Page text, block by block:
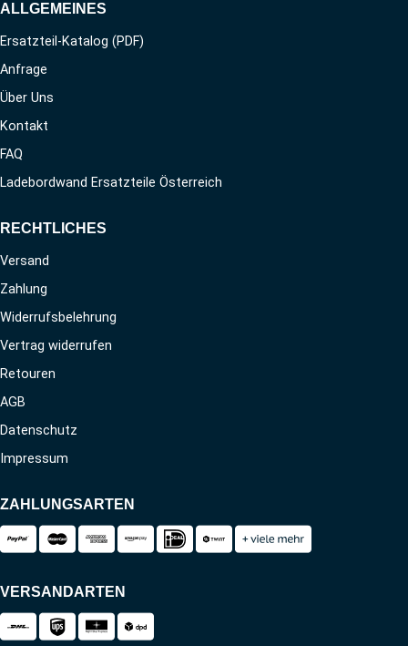
ALLGEMEINES
Ersatzteil-Katalog (PDF)
Anfrage
Über Uns
Kontakt
FAQ
Ladebordwand Ersatzteile Österreich
RECHTLICHES
Versand
Zahlung
Widerrufsbelehrung
Vertrag widerrufen
Retouren
AGB
Datenschutz
Impressum
ZAHLUNGSARTEN
VERSANDARTEN